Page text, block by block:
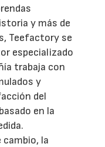
y más de
Teefactory se
especializado
trabaja con
y
del
en la
la